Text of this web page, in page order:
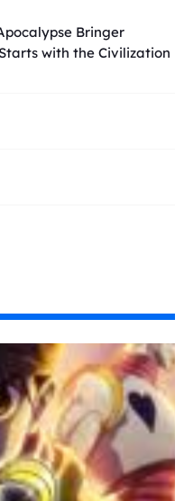
Bringer
with the Civilization